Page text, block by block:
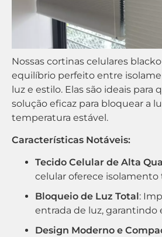
Nossas cortinas celulares
equilíbrio perfeito entre
luz e estilo. Elas são ideais para
solução eficaz para bloquear a
temperatura estável.
Características Notáveis:
Tecido Celular de Alta
celular oferece
Bloqueio de Luz Total :
entrada de luz, garantindo
Design Moderno e